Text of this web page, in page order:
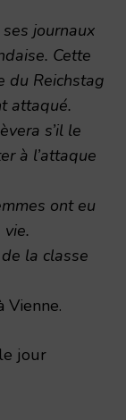
journaux
Cette
du Reichstag
attaqué.
s’il le
à l’attaque
ont eu
la classe
Vienne.
jour